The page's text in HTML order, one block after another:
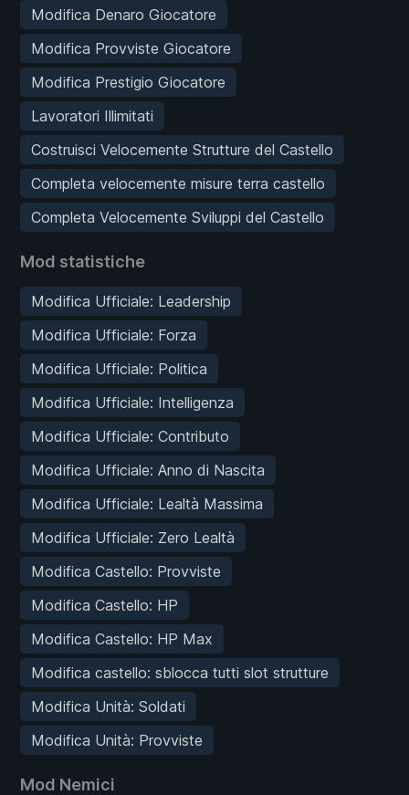
Modifica Denaro Giocatore
Modifica Provviste Giocatore
Modifica Prestigio Giocatore
Lavoratori Illimitati
Costruisci Velocemente Strutture del Castello
Completa velocemente misure terra castello
Completa Velocemente Sviluppi del Castello
Mod statistiche
Modifica Ufficiale: Leadership
Modifica Ufficiale: Forza
Modifica Ufficiale: Politica
Modifica Ufficiale: Intelligenza
Modifica Ufficiale: Contributo
Modifica Ufficiale: Anno di Nascita
Modifica Ufficiale: Lealtà Massima
Modifica Ufficiale: Zero Lealtà
Modifica Castello: Provviste
Modifica Castello: HP
Modifica Castello: HP Max
Modifica castello: sblocca tutti slot strutture
Modifica Unità: Soldati
Modifica Unità: Provviste
Mod Nemici